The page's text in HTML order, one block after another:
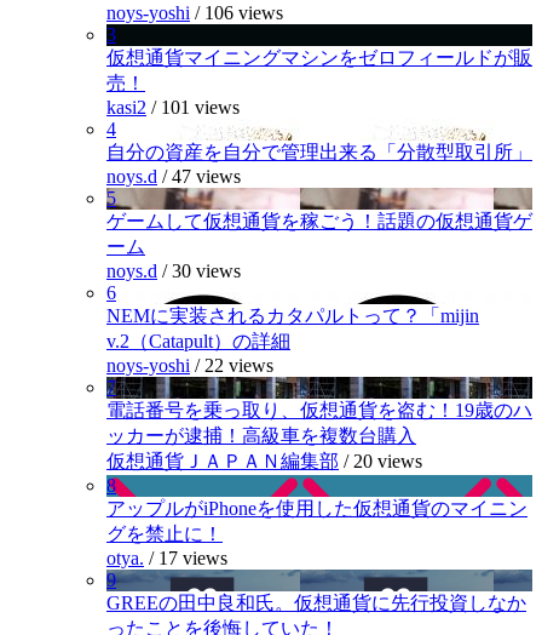
noys-yoshi / 106 views
3
仮想通貨マイニングマシンをゼロフィールドが販
売！
kasi2 / 101 views
4
自分の資産を自分で管理出来る「分散型取引所」
noys.d /47 views
5
ゲームして仮想通貨を稼ごう！話題の仮想通貨ゲ
ーム
noys.d /30 views
6
NEMに実装されるカタパルトって？「mijin
v.2（Catapult）の詳細
noys-yoshi / 22 views
7
電話番号を乗っ取り、仮想通貨を盗む！19歳のハ
ッカーが逮捕！高級車を複数台購入
仮想通貨ＪＡＰＡＮ編集部 / 20 views
8
アップルがiPhoneを使用した仮想通貨のマイニン
グを禁止に！
otya. / 17 views
9
GREEの田中良和氏。仮想通貨に先行投資しなか
ったことを後悔していた！